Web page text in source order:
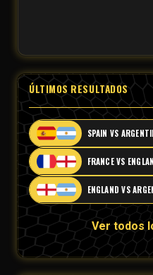
ÚLTIMOS RESULTADOS
SPAIN VS
FRANCE VS
ENGLAND VS
Ver todos